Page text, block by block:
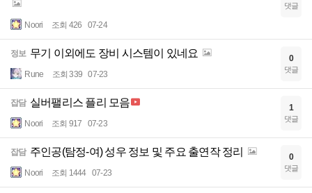
Noori 조회 426 07-24
댓글
정보 무기 이외에도 장비 시스템이 있네요
Rune 조회 339 07-23
0
댓글
잡담 실버팰리스 플리 모음
Noori 조회 917 07-23
1
댓글
잡담 주인공(탐정-여) 성우 정보 및 주요 출연작 정리
Noori 조회 1444 07-23
0
댓글